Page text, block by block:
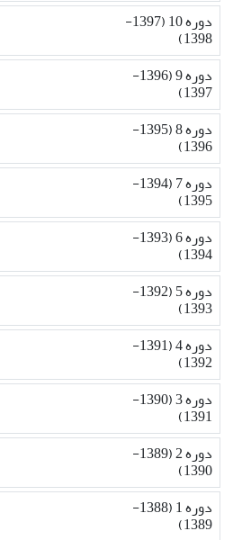
دوره 10 (1397-
1398)
دوره 9 (1396-
1397)
دوره 8 (1395-
1396)
دوره 7 (1394-
1395)
دوره 6 (1393-
1394)
دوره 5 (1392-
1393)
دوره 4 (1391-
1392)
دوره 3 (1390-
1391)
دوره 2 (1389-
1390)
دوره 1 (1388-
1389)